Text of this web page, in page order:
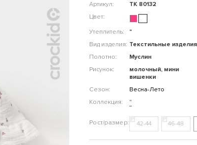
Артикул:
ТК 80132
Цвет:
Утеплитель:
"
Вид изделия: Текстильные изделия
Полотно:
Муслин
Рисунок:
молочный, мини
вишенки
Сезон:
Весна-Лето
Коллекция:
"
42-44 46-48